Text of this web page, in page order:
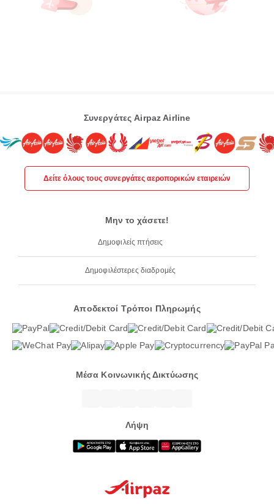
Συνεργάτες Airpaz Airline
Δείτε όλους τους συνεργάτες αεροπορικών εταιρειών
Μην το χάσετε!
Δημοφιλείς πτήσεις
Δημοφιλέστερες διαδρομές
Αποδεκτοί Τρόποι Πληρωμής
Μέσα Κοινωνικής Δικτύωσης
Λήψη